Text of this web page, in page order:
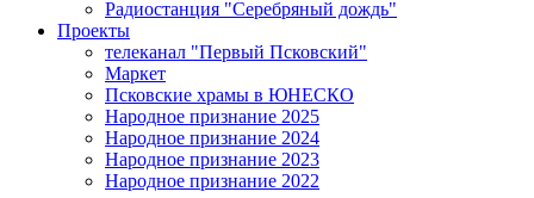
Радиостанция "Серебряный дождь"
Проекты
телеканал "Первый Псковский"
Маркет
Псковские храмы в ЮНЕСКО
Народное признание 2025
Народное признание 2024
Народное признание 2023
Народное признание 2022